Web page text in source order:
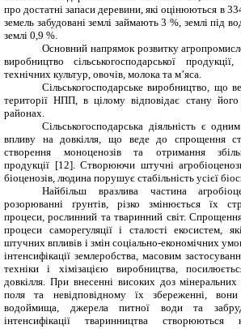
про достатні запаси деревини, які оцінюються в
земель забудовані землі займають 3 %, землі під
землі 0,9 %.
Основний напрямок розвитку
виробництво сільськогосподарської
технічних культур, овочів, молока та м’яса.
Сільськогосподарське виробництво, що
території НПП, в цілому відповідає стану
районах.
Сільськогосподарська діяльність є
впливу на довкілля, що веде до спрощення
створення моноценозів та отримання
продукції [12]. Створюючи штучні
біоценозів, людина порушує стабільність усієї
Найбільш вразлива частина
розорюванні ґрунтів, різко змінюється їх
процеси, рослинний та тваринний світ.
процеси саморегуляції і сталості екосистем,
штучних впливів і змін соціально-економічних
інтенсифікації землеробства, масовим
техніки і хімізацією виробництва,
довкілля. При внесенні високих доз
поля та невідповідному їх збереженні,
водоймища, джерела питної води та
інтенсифікації тваринництва